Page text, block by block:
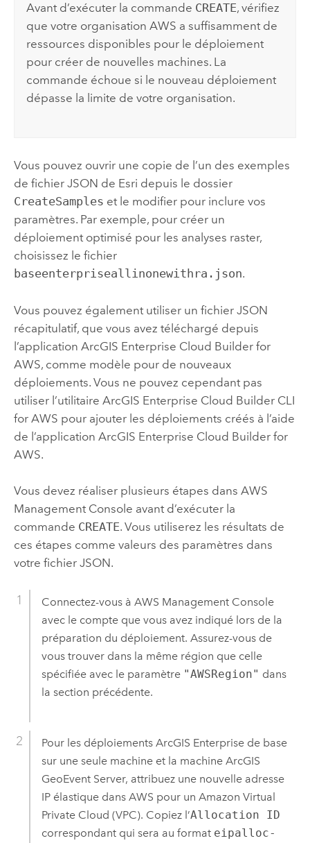
Avant d’exécuter la commande CREATE, vérifiez
que votre organisationAWS a suffisamment de
ressources disponibles pour le déploiement
pour créer de nouvelles machines. La
commande échoue si le nouveau déploiement
dépasse la limite de votre organisation.
Vous pouvez ouvrir une copie de l’un des exemples
de fichier JSON de Esri depuis le dossier
CreateSamples et le modifier pour inclure vos
paramètres. Par exemple, pour créer un
déploiement optimisé pour les analyses raster,
choisissez le fichier
baseenterpriseallinonewithra.json.
Vous pouvez également utiliser un fichier JSON
récapitulatif, que vous avez téléchargé depuis
l’application ArcGIS Enterprise Cloud Builder for
AWS, comme modèle pour de nouveaux
déploiements. Vous ne pouvez cependant pas
utiliser l’utilitaire ArcGIS Enterprise Cloud Builder CLI
for AWS pour ajouter les déploiements créés à l’aide
de l’application ArcGIS Enterprise Cloud Builder for
AWS.
Vous devez réaliser plusieurs étapes dans AWS
Management Console avant d’exécuter la
commande CREATE. Vous utiliserez les résultats de
ces étapes comme valeurs des paramètres dans
votre fichier JSON.
Connectez-vous à AWS Management Console
avec le compte que vous avez indiqué lors de la
préparation du déploiement. Assurez-vous de
vous trouver dans la même région que celle
spécifiée avec le paramètre "AWSRegion" dans
la section précédente.
Pour les déploiements ArcGIS Enterprisede base
sur une seule machine et la machine ArcGIS
GeoEvent Server, attribuez une nouvelle adresse
IP élastique dans AWS pour un Amazon Virtual
Private Cloud (VPC). Copiez l’Allocation ID
correspondant qui sera au format eipalloc-